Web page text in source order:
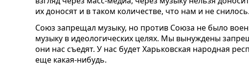
их доносят и в таком количестве, что нам и не снилось.
Союз запрещал музыку, но против Союза не было
музыку в идеологических целях. Мы вынуждены
они нас съедят. У нас будет Харьковская народная
еще какая-нибудь.